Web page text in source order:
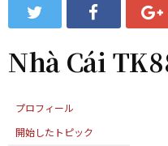
ッ
プ
フ
ォ
ム
Nhà Cái
プロフィール
開始したトピック